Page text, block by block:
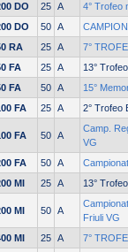
DO
25 A 4° Trofeo
DO
50 A
RA
25 A 7°
FA
25 A 13°
FA
50 A 15°
FA
25 A 2° Trofeo
FA 50 A
Camp.
VG
FA 50 A
MI
25 A 13°
MI 50 A
Friuli VG
MI 25 A 7°